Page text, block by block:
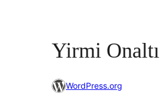
Yirmi Onaltı
WordPress.org